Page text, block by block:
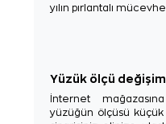
yılın pırlantalı
Yüzük ölçü
İnternet
yüzüğün ölçüsü